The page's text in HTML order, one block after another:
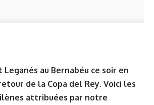
Leganés au Bernabéu ce soir en
de la Copa del Rey. Voici les
attribuées par notre